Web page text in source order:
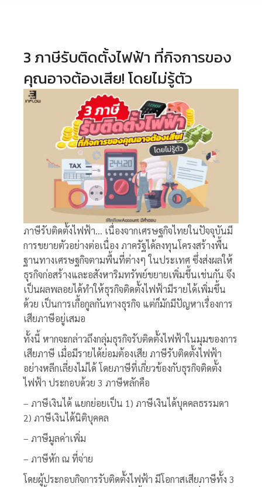
3 ภาษีรับติดตั้งไฟฟ้า ที่กิจการของ
คุณอาจต้องเสีย! โดยไม่รู้ตัว
ภาษีรับติดตั้งไฟฟ้า… เนื่องจากเศรษฐกิจไทยในปัจจุบันมี
การขยายตัวอย่างต่อเนื่อง ภาครัฐได้ลงทุนโครงสร้างพื้น
ฐานทางเศรษฐกิจตามพื้นที่ต่างๆ ในประเทศ ซึ่งส่งผลให้
ธุรกิจก่อสร้างและอสังหาริมทรัพย์ขยายเพิ่มขึ้นเช่นกัน จึง
เป็นผลพลอยได้ทำให้ธุรกิจติดตั้งไฟฟ้ามีรายได้เพิ่มขึ้น
ด้วย เป็นการเกื้อกูลกันทางธุรกิจ แต่ก็มักมีปัญหาเรื่องการ
เสียภาษีอยู่เสมอ
ทั้งนี้ หากจะกล่าวถึงกลุ่มธุรกิจรับติดตั้งไฟฟ้าในมุมของการ
เสียภาษี เมื่อมีรายได้ย่อมต้องเสีย ภาษีรับติดตั้งไฟฟ้า
อย่างหลีกเลี่ยงไม่ได้ โดยภาษีที่เกี่ยวข้องกับธุรกิจติดตั้ง
ไฟฟ้า ประกอบด้วย 3 ภาษีหลักคือ
– ภาษีเงินได้ แยกย่อยเป็น 1) ภาษีเงินได้บุคคลธรรมดา
2) ภาษีเงินได้นิติบุคคล
– ภาษีมูลค่าเพิ่ม
– ภาษีหัก ณ ที่จ่าย
โดยผู้ประกอบกิจการรับติดตั้งไฟฟ้า มีโอกาสเสียภาษีทั้ง 3